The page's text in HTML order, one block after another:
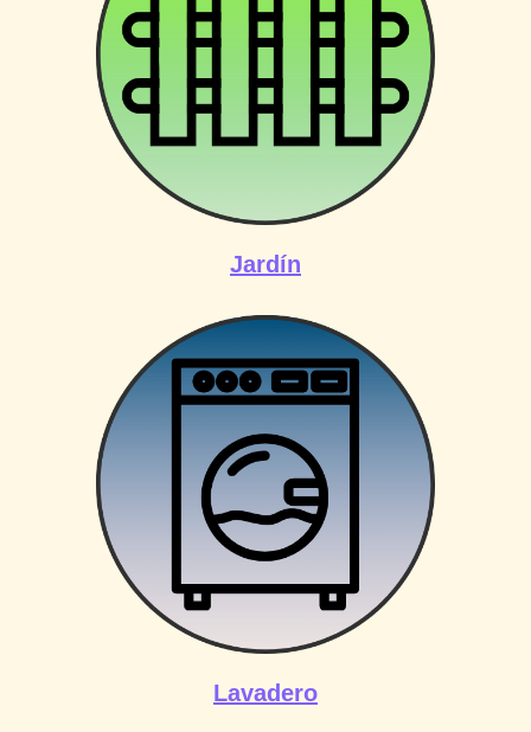
Jardín
Lavadero